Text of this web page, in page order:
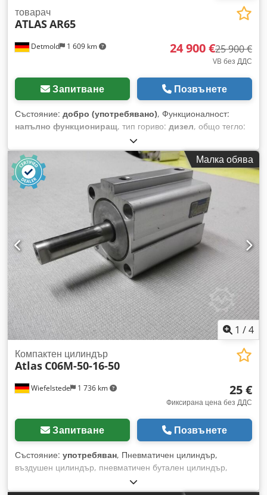
Detmold 1 609 km
товарач
ATLASAR65
24 900 €25 900 €
VB без ДДС
Запитване Позвънете
Състояние: добро (употребявано), Функционалност:
напълно функциониращ, тип гориво: дизел, общо тегло:
, Година на производство:
7 440 h, Оборудване:допълнителни фарове,
задвижване на всички колела, кабина, стандартна
кофа, Atlas 65 челен товарач, година на производство
2014, с 7 440 работни часа, бързосменник и кофа, в добро
състояние и готов за работа. Възможен транспорт и
доставка. Оглед след предварителна уговорка,
включително през уикенда. Cedpfx Asy N Ei Nsf Hoha
Малка обява
1 /4
Wiefelstede 1 736 km
Компактен цилиндър
Atlas C06M-50-16-50
25 €
Фиксирана цена без ДДС
Запитване Позвънете
Състояние: употребяван, Пневматичен цилиндър,
въздушен цилиндър, пневматичен бутален цилиндър,
въздушен бутален цилиндър, стандартен цилиндър,
компактен цилиндър - Ход на буталото: 50 мм - Диаметър